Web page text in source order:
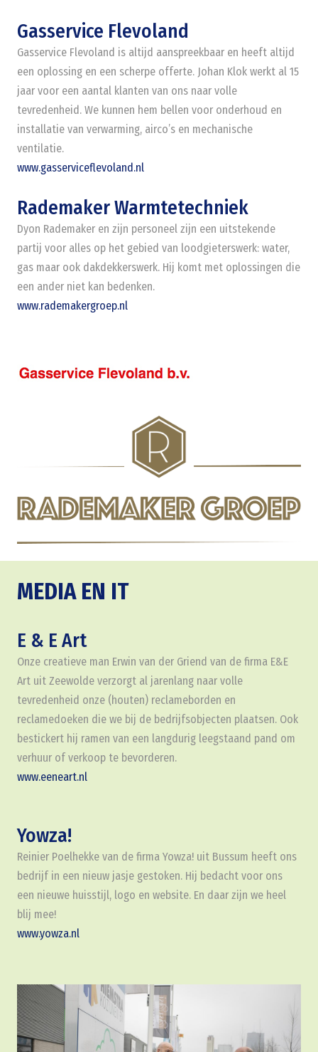
Gasservice Flevoland
Gasservice Flevoland is altijd aanspreekbaar en heeft altijd
een oplossing en een scherpe offerte. Johan Klok werkt al 15
jaar voor een aantal klanten van ons naar volle
tevredenheid. We kunnen hem bellen voor onderhoud en
installatie van verwarming, airco’s en mechanische
ventilatie.
www.gasserviceflevoland.nl
Rademaker Warmtetechniek
Dyon Rademaker en zijn personeel zijn een uitstekende
partij voor alles op het gebied van loodgieterswerk: water,
gas maar ook dakdekkerswerk. Hij komt met oplossingen die
een ander niet kan bedenken.
www.rademakergroep.nl
MEDIA EN IT
E & E Art
Onze creatieve man Erwin van der Griend van de firma E&E
Art uit Zeewolde verzorgt al jarenlang naar volle
tevredenheid onze (houten) reclameborden en
reclamedoeken die we bij de bedrijfsobjecten plaatsen. Ook
bestickert hij ramen van een langdurig leegstaand pand om
verhuur of verkoop te bevorderen.
www.eeneart.nl
Yowza!
Reinier Poelhekke van de firma Yowza! uit Bussum heeft ons
bedrijf in een nieuw jasje gestoken. Hij bedacht voor ons
een nieuwe huisstijl, logo en website. En daar zijn we heel
blij mee!
www.yowza.nl